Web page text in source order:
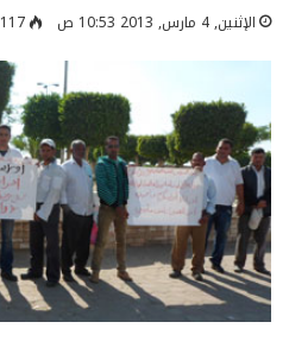
الإثنين, 4 مارس, 2013 10:53 ص 117